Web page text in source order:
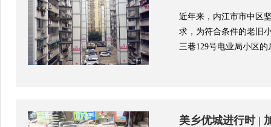
近年来，内江市市中区
求，为符合条件的老旧
三巷129号电业局小区的
美乡优城进行时 |